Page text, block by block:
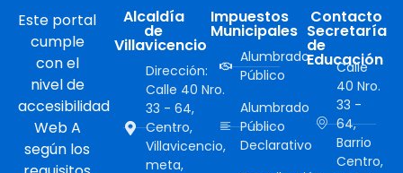
Este portal
cumple
con el
nivel de
accesibilidad
Web A
según los
Alcaldía
de
Villavicencio
Dirección:
Calle 40 Nro.
33 - 64,
Centro,
Villavicencio,
meta,
Impuestos
Municipales
Alumbrado
Público
Alumbrado
Público
Declarativo
Contacto
Secretaría
de
Educación
Calle
40 Nro.
33 -
64,
Barrio
Centro,